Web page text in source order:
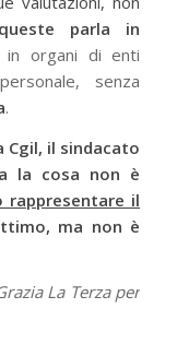
parla in
in organi di enti
senza
.
Cgil, il sindacato
la cosa non è
il
ma non è
La Terza per